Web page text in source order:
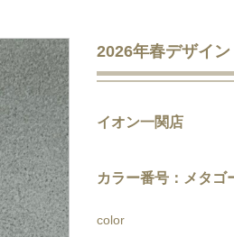
2026年春デザイン
イオン一関店
カラー番号：メタゴ
color